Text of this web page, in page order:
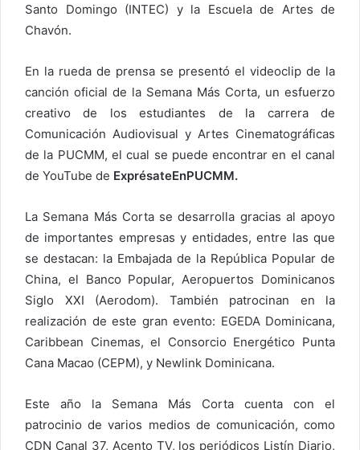
Santo Domingo (INTEC) y la Escuela de Artes de
Chavón.
En la rueda de prensa se presentó el videoclip de la
canción oficial de la Semana Más Corta, un esfuerzo
creativo de los estudiantes de la carrera de
Comunicación Audiovisual y Artes Cinematográficas
de la PUCMM, el cual se puede encontrar en el canal
de YouTube de ExprésateEnPUCMM.
La Semana Más Corta se desarrolla gracias al apoyo
de importantes empresas y entidades, entre las que
se destacan: la Embajada de la República Popular de
China, el Banco Popular, Aeropuertos Dominicanos
Siglo XXI (Aerodom). También patrocinan en la
realización de este gran evento: EGEDA Dominicana,
Caribbean Cinemas, el Consorcio Energético Punta
Cana Macao (CEPM), y Newlink Dominicana.
Este año la Semana Más Corta cuenta con el
patrocinio de varios medios de comunicación, como
CDN Canal 37, Acento TV, los periódicos Listín Diario,